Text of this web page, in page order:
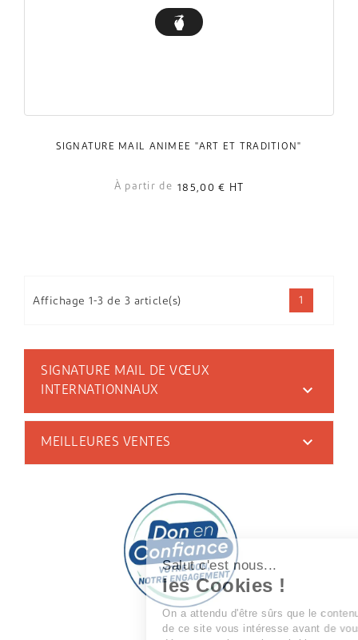
Salut c'est nous...
les Cookies !
On a attendu d'être sûrs que le contenu
de ce site vous intéresse avant de vous
SIGNATURE MAIL ANIMÉE "ART ET TRADITION"
À partir de 185,00 € HT
Affichage 1-3 de 3 article(s) 1
SIGNATURE MAIL DE VŒUX
INTERNATIONNAUX

MEILLEURES VENTES 